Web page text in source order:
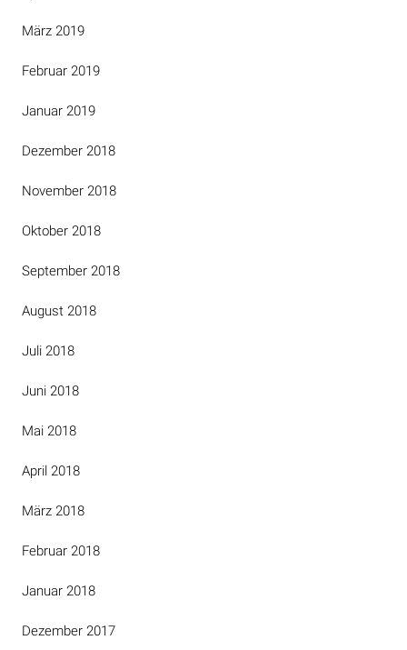
März 2019
Februar 2019
Januar 2019
Dezember 2018
November 2018
Oktober 2018
September 2018
August 2018
Juli 2018
Juni 2018
Mai 2018
April 2018
März 2018
Februar 2018
Januar 2018
Dezember 2017